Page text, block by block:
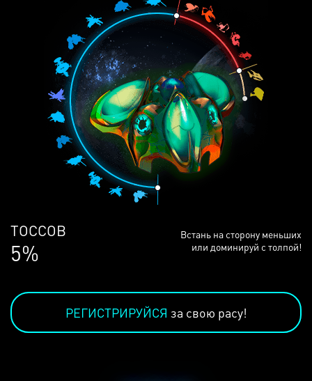
ЛЮДЕЙ
68%
Встань на сторону меньших
или доминируй с толпой!
РЕГИСТРИРУЙСЯ за свою расу!